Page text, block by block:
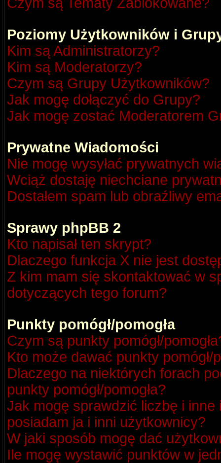
Poziomy Użytkowników i
Kim są Administratorzy?
Kim są Moderatorzy?
Czym są Grupy Użytkowników?
Jak mogę dołączyć do Grupy?
Jak mogę zostać Moderatorem
Prywatne Wiadomości
Nie mogę wysyłać prywatnych
Wciąż dostaję niechciane
Dostałem spam lub obraźliwy
Sprawy phpBB 2
Kto napisał ten skrypt?
Dlaczego funkcja X nie jest
Z kim mam się skontaktować w
dotyczących tego forum?
Punkty pomógł/pomogła
Czym są punkty pomógł/
Kto może dawać punkty pomógł/
Dlaczego na niektórych forach
punkty pomógł/pomogła?
Jak mogę sprawdzić liczbę i
posiadam ja i inni użytkownicy?
W jaki sposób mogę dać
Ile mogę wystawić punktów w